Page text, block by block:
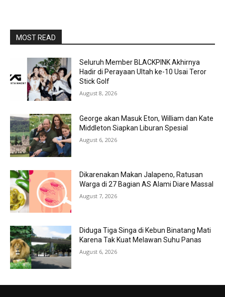
MOST READ
Seluruh Member BLACKPINK Akhirnya
Hadir di Perayaan Ultah ke-10 Usai Teror
Stick Golf
August 8, 2026
George akan Masuk Eton, William dan Kate
Middleton Siapkan Liburan Spesial
August 6, 2026
Dikarenakan Makan Jalapeno, Ratusan
Warga di 27 Bagian AS Alami Diare Massal
August 7, 2026
Diduga Tiga Singa di Kebun Binatang Mati
Karena Tak Kuat Melawan Suhu Panas
August 6, 2026